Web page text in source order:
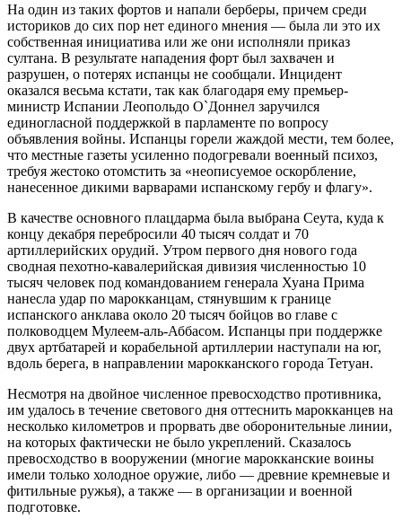
На один из таких фортов и напали берберы, причем среди
историков до сих пор нет единого мнения — была ли это их
собственная инициатива или же они исполняли приказ
султана. В результате нападения форт был захвачен и
разрушен, о потерях испанцы не сообщали. Инцидент
оказался весьма кстати, так как благодаря ему премьер-
министр Испании Леопольдо О`Доннел заручился
единогласной поддержкой в парламенте по вопросу
объявления войны. Испанцы горели жаждой мести, тем более,
что местные газеты усиленно подогревали военный психоз,
требуя жестоко отомстить за «неописуемое оскорбление,
нанесенное дикими варварами испанскому гербу и флагу».
В качестве основного плацдарма была выбрана Сеута, куда к
концу декабря перебросили 40 тысяч солдат и 70
артиллерийских орудий. Утром первого дня нового года
сводная пехотно-кавалерийская дивизия численностью 10
тысяч человек под командованием генерала Хуана Прима
нанесла удар по марокканцам, стянувшим к границе
испанского анклава около 20 тысяч бойцов во главе с
полководцем Мулеем-аль-Аббасом. Испанцы при поддержке
двух артбатарей и корабельной артиллерии наступали на юг,
вдоль берега, в направлении марокканского города Тетуан.
Несмотря на двойное численное превосходство противника,
им удалось в течение светового дня оттеснить марокканцев на
несколько километров и прорвать две оборонительные линии,
на которых фактически не было укреплений. Сказалось
превосходство в вооружении (многие марокканские воины
имели только холодное оружие, либо — древние кремневые и
фитильные ружья), а также — в организации и военной
подготовке.